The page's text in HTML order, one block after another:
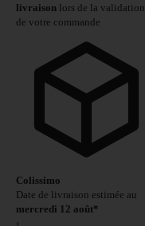
livraison lors de la validation
de votre commande
Colissimo
Date de livraison estimée au
mercredi 12 août*
›